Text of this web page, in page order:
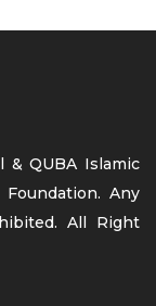
& QUBA Islamic
Any
All Right